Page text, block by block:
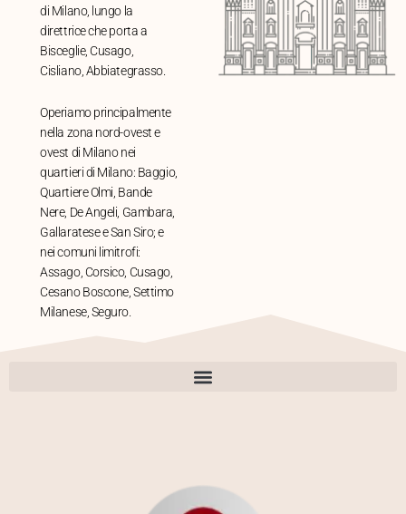
di Milano, lungo la
direttrice che porta a
Bisceglie, Cusago,
Cisliano, Abbiategrasso.
Operiamo principalmente
nella zona nord-ovest e
ovest di Milano nei
quartieri di Milano: Baggio,
Quartiere Olmi, Bande
Nere, De Angeli, Gambara,
Gallaratese e San Siro; e
nei comuni limitrofi:
Assago, Corsico, Cusago,
Cesano Boscone, Settimo
Milanese, Seguro.